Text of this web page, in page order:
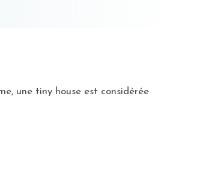
une tiny house est considérée